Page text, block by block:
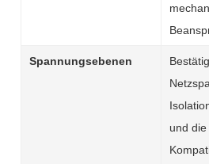
Spannungsebenen
und die